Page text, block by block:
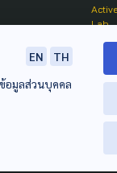
Lab
EN
TH
อมูลส่วนบุคคล